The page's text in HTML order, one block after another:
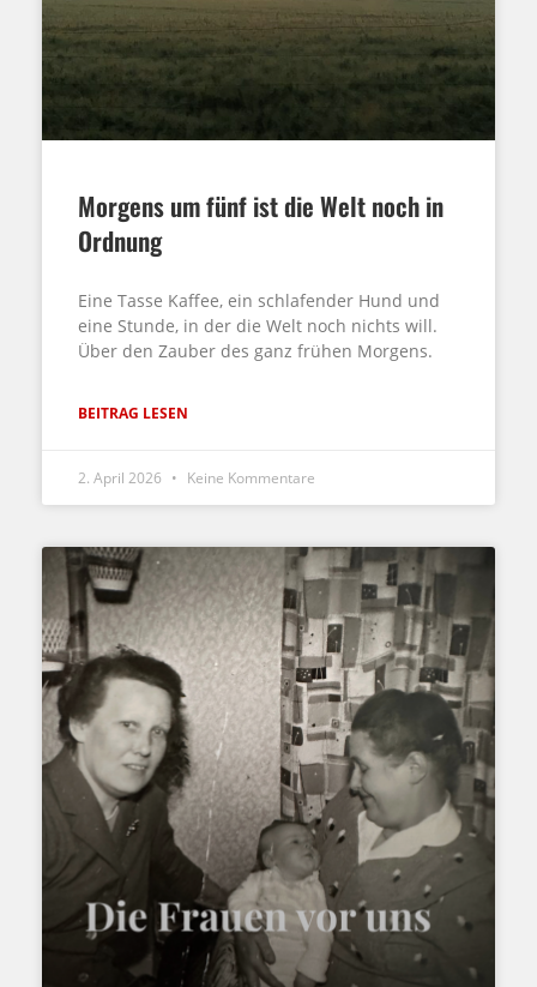
Morgens um fünf ist die Welt noch in
Ordnung
Eine Tasse Kaffee, ein schlafender Hund und
eine Stunde, in der die Welt noch nichts will.
Über den Zauber des ganz frühen Morgens.
BEITRAG LESEN
2. April 2026 Keine Kommentare